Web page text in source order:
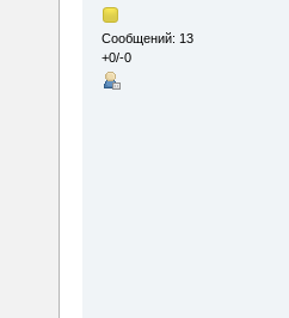
Сообщений: 13
+0/-0